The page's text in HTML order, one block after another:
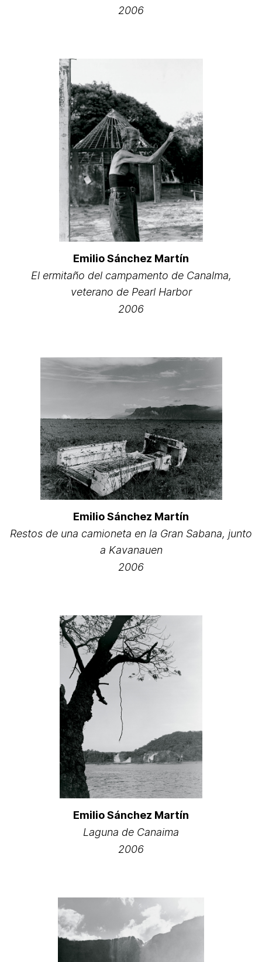
2006
Emilio Sánchez Martín
El ermitaño del campamento de Canalma,
veterano de Pearl Harbor
2006
Emilio Sánchez Martín
Restos de una camioneta en la Gran Sabana, junto
a Kavanauen
2006
Emilio Sánchez Martín
Laguna de Canaima
2006